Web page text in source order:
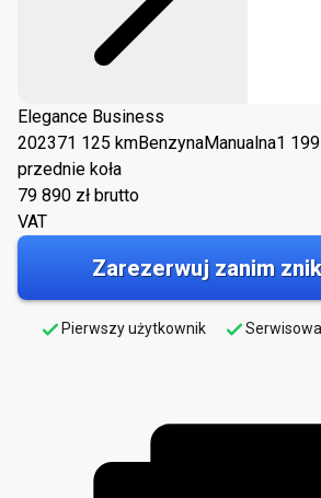
Elegance Business
202371 125 kmBenzynaManualna1
przednie koła
79 890 zł brutto
VAT
Zarezerwuj zanim
Pierwszy użytkownik